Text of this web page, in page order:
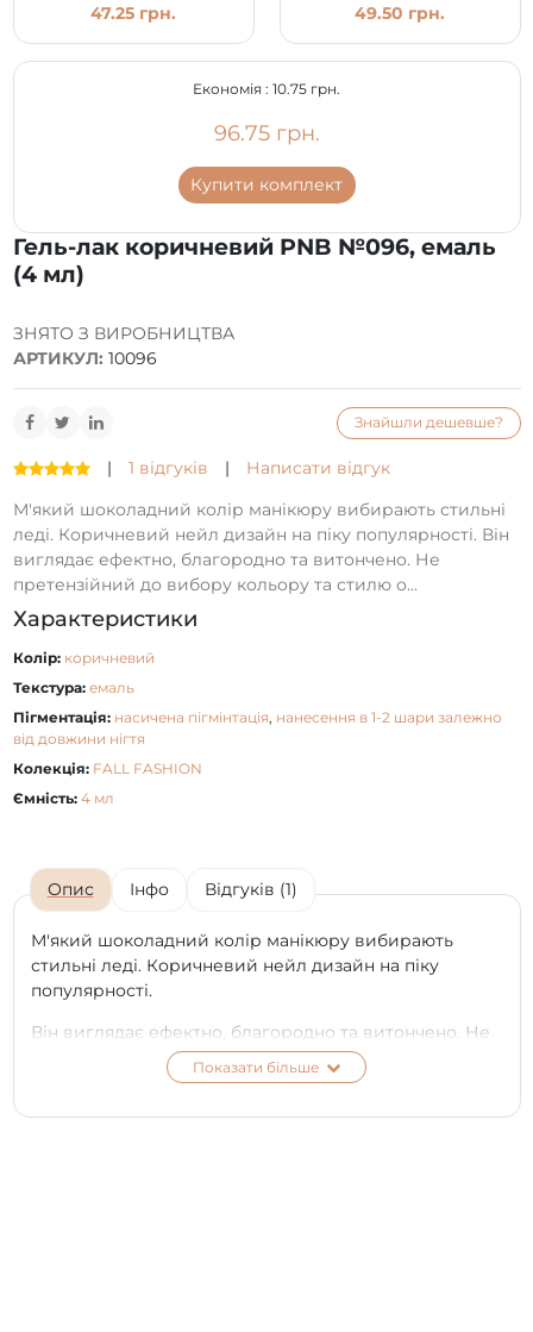
Гель-лак коричневий PNB №096, емаль
(4 мл)
| 1 відгуків |
Написати відгук
М'який шоколадний колір манікюру вибирають стильні
леді. Коричневий нейл дизайн на піку популярності. Він
виглядає ефектно, благородно та витончено. Не
претензійний до вибору кольору та стилю о...
Характеристики
Колір: коричневий
Текстура: емаль
Пігментація: насичена пігмінтація, нанесення в 1-2 шари залежно
від довжини нігтя
Колекція: FALL FASHION
Ємність: 4 мл
ЗНЯТО З ВИРОБНИЦТВА
АРТИКУЛ: 10096
Знайшли дешевше?
47.25 грн. 49.50 грн.
Економія : 10.75 грн.
96.75 грн.
Купити комплект
Опис Інфо Відгуків (1)
М'який шоколадний колір манікюру вибирають
стильні леді. Коричневий нейл дизайн на піку
популярності.
Він виглядає ефектно, благородно та витончено. Не
претензійний до вибору кольору та стилю одягу.
Шанувальники шоколадних відтінків тепер можуть
Показати більше